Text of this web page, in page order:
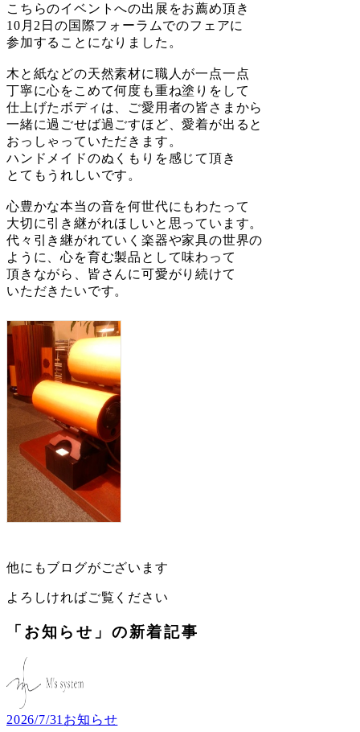
こちらのイベントへの出展をお薦め頂き
10月2日の国際フォーラムでのフェアに
参加することになりました。
木と紙などの天然素材に職人が一点一点
丁寧に心をこめて何度も重ね塗りをして
仕上げたボディは、ご愛用者の皆さまから
一緒に過ごせば過ごすほど、愛着が出ると
おっしゃっていただきます。
ハンドメイドのぬくもりを感じて頂き
とてもうれしいです。
心豊かな本当の音を何世代にもわたって
大切に引き継がれほしいと思っています。
代々引き継がれていく楽器や家具の世界の
ように、心を育む製品として味わって
頂きながら、皆さんに可愛がり続けて
いただきたいです。
他にもブログがございます
よろしければご覧ください
「お知らせ」の新着記事
2026/7/31お知らせ